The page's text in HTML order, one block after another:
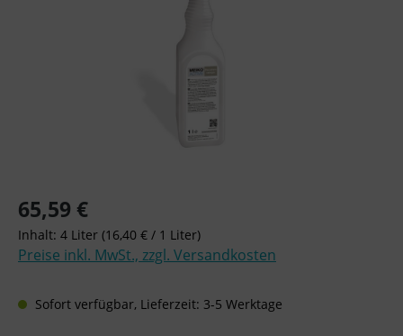
Regulärer Preis:
65,59 €
Inhalt: 4 Liter (16,40 € / 1 Liter)
Preise inkl. MwSt., zzgl. Versandkosten
Sofort verfügbar, Lieferzeit: 3-5 Werktage